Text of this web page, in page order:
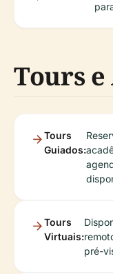
Tours
Tours
Guiados:
Tours
Virtuais:
pré-